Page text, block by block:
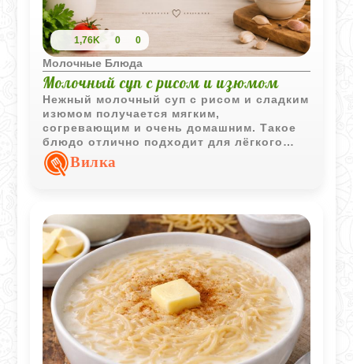
1,76K 0 0
Молочные Блюда
Молочный суп с рисом и изюмом
Нежный молочный суп с рисом и сладким
изюмом получается мягким,
согревающим и очень домашним. Такое
блюдо отлично подходит для лёгкого
завтрака или уютного семейного обеда.
Вилка